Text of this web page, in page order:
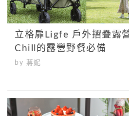
立格扉Ligfe 戶外摺疊露
Chill的露營野餐必備
by 蔣妮